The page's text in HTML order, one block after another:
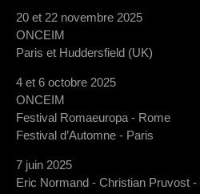
20 et 22 novembre 2025
ONCEIM
Paris et Huddersfield (UK)
4 et 6 octobre 2025
ONCEIM
Festival Romaeuropa - Rome
Festival d’Automne - Paris
7 juin 2025
Eric Normand - Christian Pruvost